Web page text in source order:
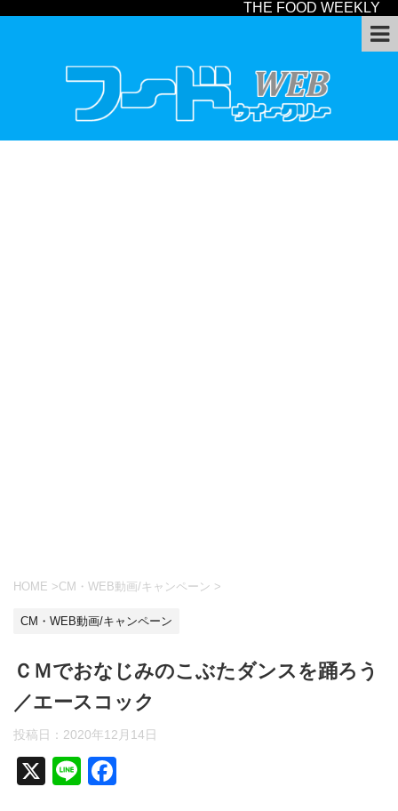
THE FOOD WEEKLY
HOME >CM・WEB動画/キャンペーン >
CM・WEB動画/キャンペーン
ＣＭでおなじみのこぶたダンスを踊ろう
／エースコック
投稿日： 2020年12月14日
X
Li